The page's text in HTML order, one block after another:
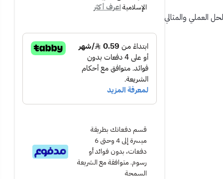
العملي والمثالي
الإسلاميةاعرف أكثر
قسم دفعاتك بطريقة
ميسرة إلى 4 وحتى 6
دفعات، بدون فوائد أو
رسوم. متوافقة مع الشريعة
السمحة